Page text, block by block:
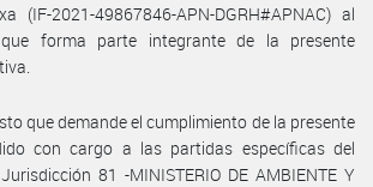
(IF-2021-49867846-APN-DGRH#APNAC) al
forma parte integrante de la presente
que demande el cumplimiento de la presente
con cargo a las partidas específicas del
81 -MINISTERIO DE AMBIENTE Y